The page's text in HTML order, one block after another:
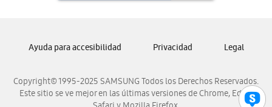
Copyright© 1995-2025 SAMSUNG Todos los Derechos Reservados.
Este sitio se ve mejor en las últimas versiones de Chrome, Edge,
Ayuda para accesibilidad Privacidad Legal